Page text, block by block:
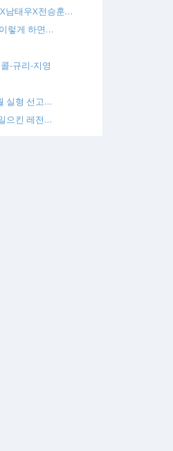
X남태우X전승훈…
렇게 하면…
-규리-지영
실형 선고…
으킨 레전…